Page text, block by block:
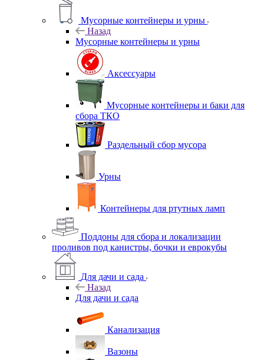
Мусорные контейнеры и урны
Назад
Мусорные контейнеры и урны
Аксессуары
Мусорные контейнеры и баки для
сбора ТКО
Раздельный сбор мусора
Урны
Контейнеры для ртутных ламп
Поддоны для сбора и локализации
проливов под канистры, бочки и еврокубы
Для дачи и сада
Назад
Для дачи и сада
Канализация
Вазоны